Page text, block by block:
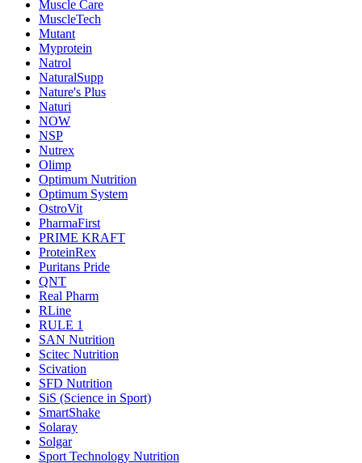
Muscle Care
MuscleTech
Mutant
Myprotein
Natrol
NaturalSupp
Nature's Plus
Naturi
NOW
NSP
Nutrex
Olimp
Optimum Nutrition
Optimum System
OstroVit
PharmaFirst
PRIME KRAFT
ProteinRex
Puritans Pride
QNT
Real Pharm
RLine
RULE 1
SAN Nutrition
Scitec Nutrition
Scivation
SFD Nutrition
SiS (Science in Sport)
SmartShake
Solaray
Solgar
Sport Technology Nutrition